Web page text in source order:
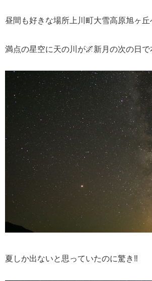
昼間も好きな場所上川町大雪高原旭ヶ丘
満点の星空に天の川が🌌新月の次の日で
夏しか出ないと思っていたのに驚き‼️